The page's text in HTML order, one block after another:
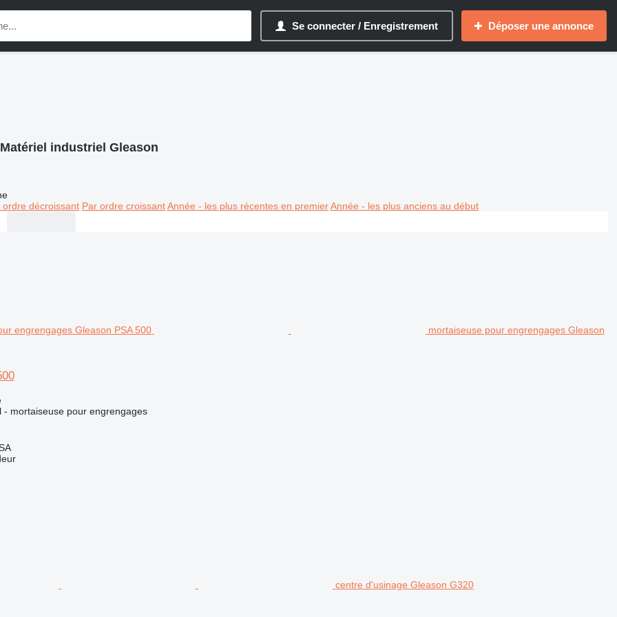
Se connecter / Enregistrement Déposer une annonce
Matériel industriel Gleason
ordre décroissant Par ordre croissant Année - les plus récentes en premier Année - les plus anciens au début
mortaiseuse pour engrengages Gleason
- mortaiseuse pour engrengages
centre d'usinage Gleason G320